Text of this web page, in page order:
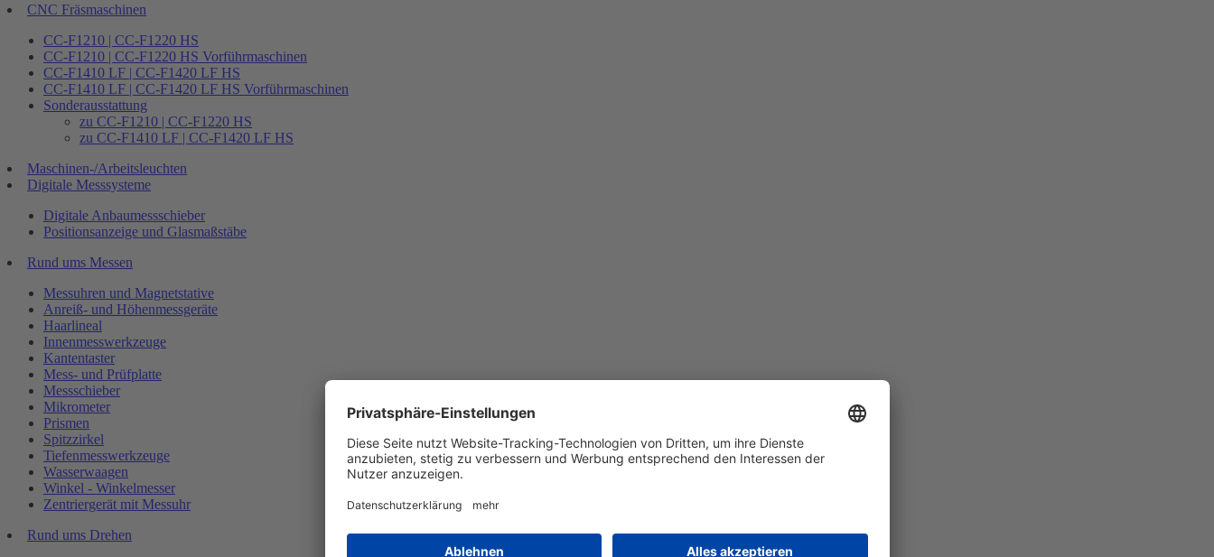
CNC Fräsmaschinen
CC-F1210 | CC-F1220 HS
CC-F1210 | CC-F1220 HS Vorführmaschinen
CC-F1410 LF | CC-F1420 LF HS
CC-F1410 LF | CC-F1420 LF HS Vorführmaschinen
Sonderausstattung
zu CC-F1210 | CC-F1220 HS
zu CC-F1410 LF | CC-F1420 LF HS
Maschinen-/Arbeitsleuchten
Digitale Messsysteme
Digitale Anbaumessschieber
Positionsanzeige und Glasmaßstäbe
Rund ums Messen
Messuhren und Magnetstative
Anreiß- und Höhenmessgeräte
Haarlineal
Innenmesswerkzeuge
Kantentaster
Mess- und Prüfplatte
Messschieber
Mikrometer
Prismen
Spitzzirkel
Tiefenmesswerkzeuge
Wasserwaagen
Winkel - Winkelmesser
Zentriergerät mit Messuhr
Rund ums Drehen